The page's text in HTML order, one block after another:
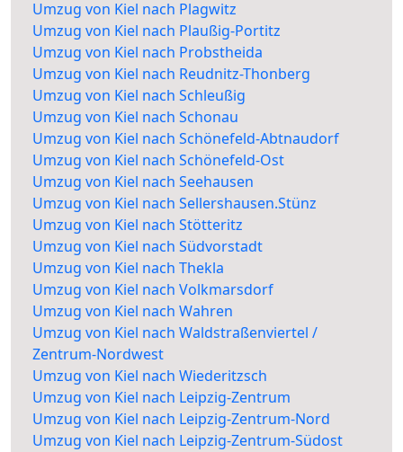
Umzug von Kiel nach Plagwitz
Umzug von Kiel nach Plaußig-Portitz
Umzug von Kiel nach Probstheida
Umzug von Kiel nach Reudnitz-Thonberg
Umzug von Kiel nach Schleußig
Umzug von Kiel nach Schonau
Umzug von Kiel nach Schönefeld-Abtnaudorf
Umzug von Kiel nach Schönefeld-Ost
Umzug von Kiel nach Seehausen
Umzug von Kiel nach Sellershausen.Stünz
Umzug von Kiel nach Stötteritz
Umzug von Kiel nach Südvorstadt
Umzug von Kiel nach Thekla
Umzug von Kiel nach Volkmarsdorf
Umzug von Kiel nach Wahren
Umzug von Kiel nach Waldstraßenviertel /
Zentrum-Nordwest
Umzug von Kiel nach Wiederitzsch
Umzug von Kiel nach Leipzig-Zentrum
Umzug von Kiel nach Leipzig-Zentrum-Nord
Umzug von Kiel nach Leipzig-Zentrum-Südost